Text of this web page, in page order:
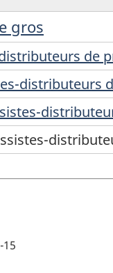
gros
de
distributeurs
15